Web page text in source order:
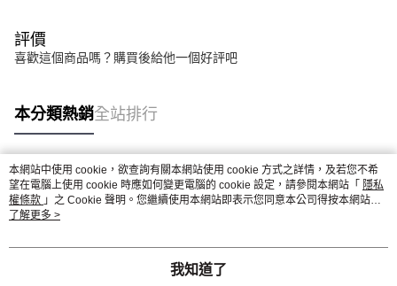
評價
喜歡這個商品嗎？購買後給他一個好評吧
本分類熱銷全站排行
熱門標籤
本網站中使用 cookie，欲查詢有關本網站使用 cookie 方式之詳情，及若您不希
望在電腦上使用 cookie 時應如何變更電腦的 cookie 設定，請參閱本網站「 隱私
權條款 」之 Cookie 聲明。您繼續使用本網站即表示您同意本公司得按本網站使
用條款之 Cookie 聲明使用 cookie。
了解更多 >
我知道了